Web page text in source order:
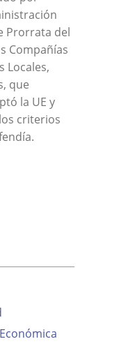
Prorrata del
Compañías
Locales,
que
la UE y
criterios